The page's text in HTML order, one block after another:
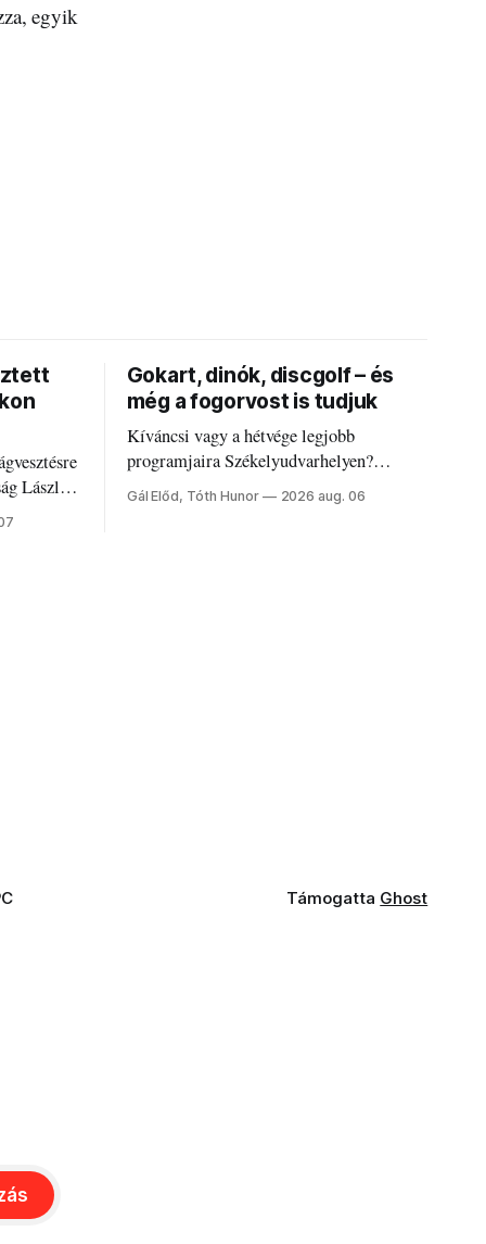
egyik
László
Gokart, dinók, discgolf – és
még a fogorvost is tudjuk
Kíváncsi vagy a hétvége legjobb
programjaira Székelyudvarhelyen?
Nálunk megtalálod őket – sőt, ha baj van a
fogaddal, a fogorvosi ügyeletet is!
Gál Előd, Tóth Hunor 2026 aug. 06
Támogatta Ghost